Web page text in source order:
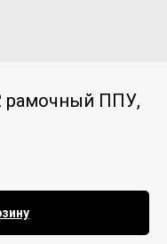
рамочный ППУ,